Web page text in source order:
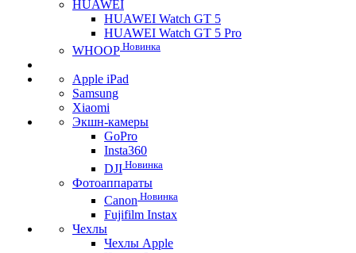
HUAWEI
HUAWEI Watch GT 5
HUAWEI Watch GT 5 Pro
WHOOP Новинка
Apple iPad
Samsung
Xiaomi
Экшн-камеры
GoPro
Insta360
DJI Новинка
Фотоаппараты
Canon Новинка
Fujifilm Instax
Чехлы
Чехлы Apple